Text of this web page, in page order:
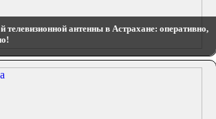
телевизионной антенны в Астрахане: оперативно,